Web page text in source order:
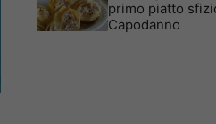
primo piatto
Capodanno